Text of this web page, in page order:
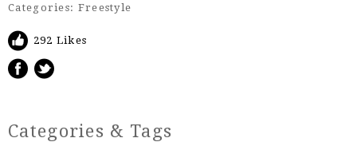
Categories: Freestyle
292 Likes
Categories & Tags